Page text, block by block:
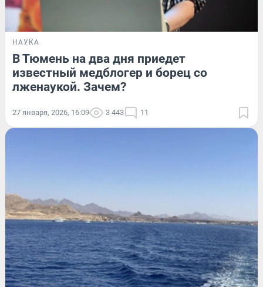
НАУКА
В Тюмень на два дня приедет
известный медблогер и борец со
лженаукой. Зачем?
27 января, 2026, 16:09 3 443 11